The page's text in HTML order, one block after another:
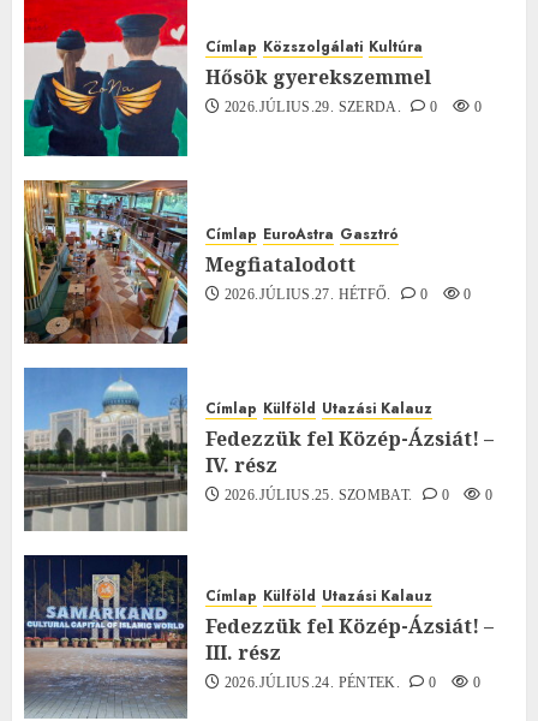
Címlap Közszolgálati Kultúra
Hősök gyerekszemmel
2026.JÚLIUS.29. SZERDA. 0 0
Címlap EuroAstra Gasztró
Megfiatalodott
2026.JÚLIUS.27. HÉTFŐ. 0 0
Címlap Külföld Utazási Kalauz
Fedezzük fel Közép-Ázsiát! –
IV. rész
2026.JÚLIUS.25. SZOMBAT. 0 0
Címlap Külföld Utazási Kalauz
Fedezzük fel Közép-Ázsiát! –
III. rész
2026.JÚLIUS.24. PÉNTEK. 0 0